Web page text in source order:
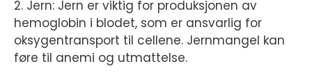
2. Jern: Jern er viktig for produksjonen av
hemoglobin i blodet, som er ansvarlig for
oksygentransport til cellene. Jernmangel kan
føre til anemi og utmattelse.